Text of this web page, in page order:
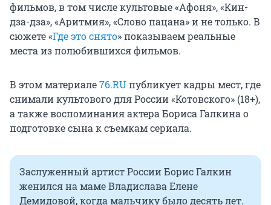
фильмов, в том числе культовые «Афоня», «Кин-
дза-дза», «Аритмия», «Слово пацана» и не только. В
сюжете «Где это снято» показываем реальные
места из полюбившихся фильмов.
В этом материале76.RUпубликует кадры мест, где
снимали культового для России «Котовского» (18+),
а также воспоминания актера Бориса Галкина о
подготовке сына к съемкам сериала.
Заслуженный артист России Борис Галкин
женился на маме Владислава Елене
Демидовой, когда мальчику было десять лет.